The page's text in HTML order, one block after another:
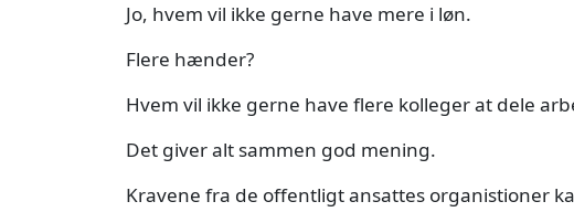
Jo, hvem vil ikke gerne have mere i løn.
Flere hænder?
Hvem vil ikke gerne have flere kolleger at dele
Det giver alt sammen god mening.
Kravene fra de offentligt ansattes organistioner